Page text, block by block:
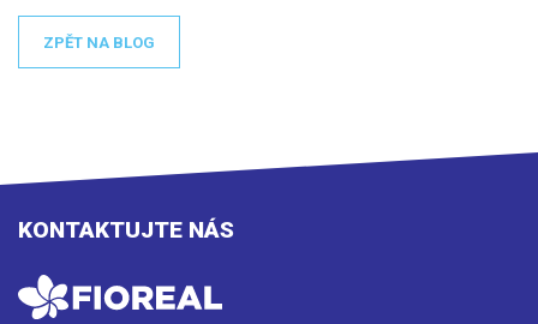
ZPĚT NA BLOG
KONTAKTUJTE NÁS